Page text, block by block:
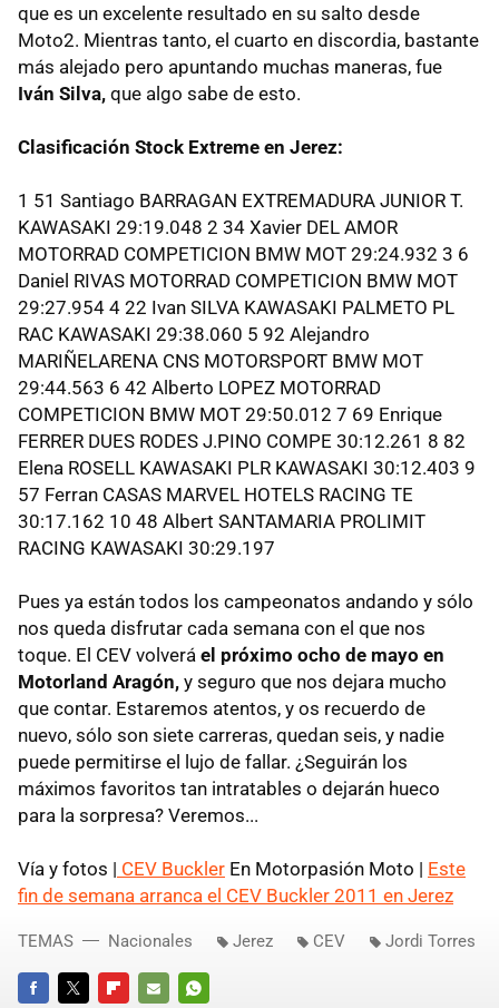
que es un excelente resultado en su salto desde
Moto2. Mientras tanto, el cuarto en discordia, bastante
más alejado pero apuntando muchas maneras, fue
Iván Silva, que algo sabe de esto.
Clasificación Stock Extreme en Jerez:
1 51 Santiago BARRAGAN EXTREMADURA JUNIOR T.
KAWASAKI 29:19.048 2 34 Xavier DEL AMOR
MOTORRAD COMPETICION BMW MOT 29:24.932 3 6
Daniel RIVAS MOTORRAD COMPETICION BMW MOT
29:27.954 4 22 Ivan SILVA KAWASAKI PALMETO PL
RAC KAWASAKI 29:38.060 5 92 Alejandro
MARIÑELARENA CNS MOTORSPORT BMW MOT
29:44.563 6 42 Alberto LOPEZ MOTORRAD
COMPETICION BMW MOT 29:50.012 7 69 Enrique
FERRER DUES RODES J.PINO COMPE 30:12.261 8 82
Elena ROSELL KAWASAKI PLR KAWASAKI 30:12.403 9
57 Ferran CASAS MARVEL HOTELS RACING TE
30:17.162 10 48 Albert SANTAMARIA PROLIMIT
RACING KAWASAKI 30:29.197
Pues ya están todos los campeonatos andando y sólo
nos queda disfrutar cada semana con el que nos
toque. El CEV volverá el próximo ocho de mayo en
Motorland Aragón, y seguro que nos dejara mucho
que contar. Estaremos atentos, y os recuerdo de
nuevo, sólo son siete carreras, quedan seis, y nadie
puede permitirse el lujo de fallar. ¿Seguirán los
máximos favoritos tan intratables o dejarán hueco
para la sorpresa? Veremos...
Vía y fotos | CEV Buckler En Motorpasión Moto | Este
fin de semana arranca el CEV Buckler 2011 en Jerez
TEMAS Nacionales Jerez CEV Jordi Torres